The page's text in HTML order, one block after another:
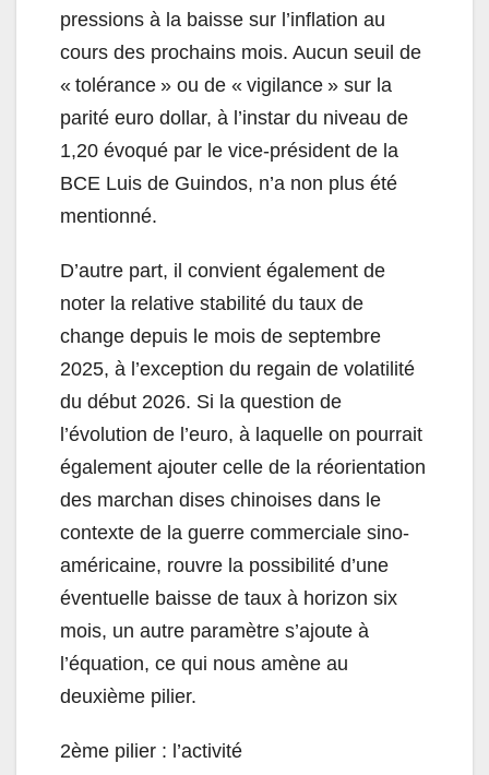
pressions à la baisse sur l’inflation au
cours des prochains mois. Aucun seuil de
« tolérance » ou de « vigilance » sur la
parité euro dollar, à l’instar du niveau de
1,20 évoqué par le vice-président de la
BCE Luis de Guindos, n’a non plus été
mentionné.
D’autre part, il convient également de
noter la relative stabilité du taux de
change depuis le mois de septembre
2025, à l’exception du regain de volatilité
du début 2026. Si la question de
l’évolution de l’euro, à laquelle on pourrait
également ajouter celle de la réorientation
des marchan dises chinoises dans le
contexte de la guerre commerciale sino-
américaine, rouvre la possibilité d’une
éventuelle baisse de taux à horizon six
mois, un autre paramètre s’ajoute à
l’équation, ce qui nous amène au
deuxième pilier.
2ème pilier : l’activité